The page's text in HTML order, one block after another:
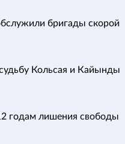
бригады скорой
Кольсая и Кайынды
годам лишения свободы